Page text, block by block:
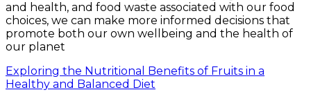
Exploring the Nutritional Benefits of Fruits in a
Healthy and Balanced Diet